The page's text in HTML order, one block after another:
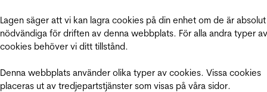
Lagen säger att vi kan lagra cookies på din enhet om de är absolut
nödvändiga för driften av denna webbplats. För alla andra typer av
cookies behöver vi ditt tillstånd.
Denna webbplats använder olika typer av cookies. Vissa cookies
placeras ut av tredjepartstjänster som visas på våra sidor.